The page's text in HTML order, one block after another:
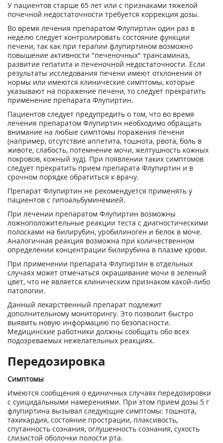
У пациентов старше 65 лет или с признаками тяжелой
почечной недостаточности требуется коррекция дозы.
Во время лечения препаратом Флупиртин один раз в
неделю следует контролировать состояние функции
печени, так как при терапии флупиртином возможно
повышение активности "печеночных" трансаминаз,
развитие гепатита и печеночной недостаточности. Если
результаты исследования печени имеют отклонения от
нормы или имеются клинические симптомы, которые
указывают на поражение печени, то следует прекратить
применение препарата Флупиртин.
Пациентов следует предупредить о том, что во время
лечения препаратом Флупиртин необходимо обращать
внимание на любые симптомы поражения печени
(например, отсутствие аппетита, тошнота, рвота, боль в
животе, слабость, потемнение мочи, желтушность кожных
покровов, кожный зуд). При появлении таких симптомов
следует прекратить прием препарата Флупиртин и в
срочном порядке обратиться к врачу.
Препарат Флупиртин не рекомендуется применять у
пациентов с гипоальбуминемией.
При лечении препаратом Флупиртин возможны
ложноположительные реакции теста с диагностическими
полосками на билирубин, уробилиноген и белок в моче.
Аналогичная реакция возможна при количественном
определении концентрации билирубина в плазме крови.
При применении препарата Флупиртин в отдельных
случаях может отмечаться окрашивание мочи в зеленый
цвет, что не является клиническим признаком какой-либо
патологии.
Данный лекарственный препарат подлежит
дополнительному мониторингу. Это позволит быстро
выявить новую информацию по безопасности.
Медицинские работники должны сообщать обо всех
подозреваемых нежелательных реакциях.
Передозировка
Симптомы
Имеются сообщения о единичных случаях передозировки
с суицидальными намерениями. При этом прием дозы 5 г
флупиртина вызывал следующие симптомы: тошнота,
тахикардия, состояние прострации, плаксивость,
спутанность сознания, оглушенность сознания, сухость
слизистой оболочки полости рта.